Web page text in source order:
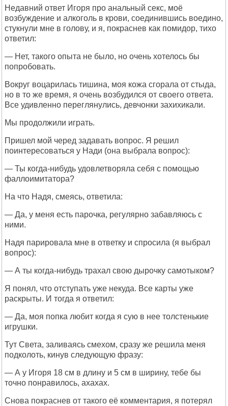
Недавний ответ Игоря про анальный секс, моё
возбуждение и алкоголь в крови, соединившись воедино,
стукнули мне в голову, и я, покраснев как помидор, тихо
ответил:
— Нет, такого опыта не было, но очень хотелось бы
попробовать.
Вокруг воцарилась тишина, моя кожа сгорала от стыда,
но в то же время, я очень возбудился от своего ответа.
Все удивленно переглянулись, девчонки захихикали.
Мы продолжили играть.
Пришел мой черед задавать вопрос. Я решил
поинтересоваться у Нади (она выбрала вопрос):
— Ты когда-нибудь удовлетворяла себя с помощью
фаллоимитатора?
На что Надя, смеясь, ответила:
— Да, у меня есть парочка, регулярно забавляюсь с
ними.
Надя парировала мне в ответку и спросила (я выбрал
вопрос):
— А ты когда-нибудь трахал свою дырочку самотыком?
Я понял, что отступать уже некуда. Все карты уже
раскрыты. И тогда я ответил:
— Да, моя попка любит когда я сую в нее толстенькие
игрушки.
Тут Света, заливаясь смехом, сразу же решила меня
подколоть, кинув следующую фразу:
— А у Игоря 18 см в длину и 5 см в ширину, тебе бы
точно понравилось, ахахах.
Снова покраснев от такого её комментария, я потерял